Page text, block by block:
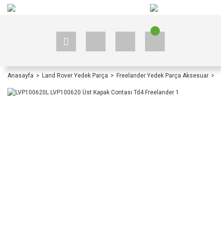
Anasayfa Land Rover Yedek Parça Freelander Yedek Parça Aksesuar